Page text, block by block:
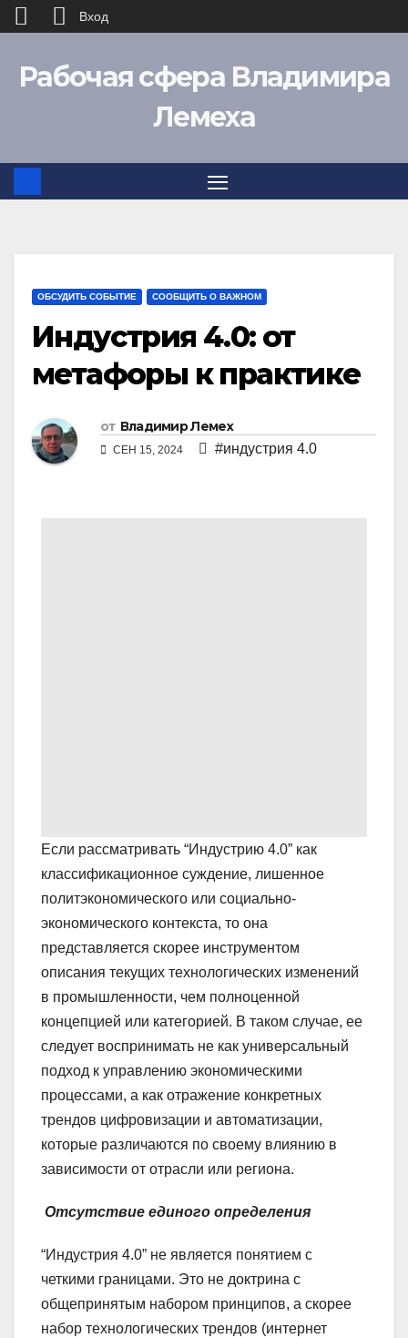
Рабочая сфера Владимира
Лемеха
ОБСУДИТЬ СОБЫТИЕ СООБЩИТЬ О ВАЖНОМ
Индустрия 4.0: от
метафоры к практике
от Владимир Лемех
СЕН 15, 2024 #индустрия 4.0
Если рассматривать “Индустрию 4.0” как
классификационное суждение, лишенное
политэкономического или социально-
экономического контекста, то она
представляется скорее инструментом
описания текущих технологических изменений
в промышленности, чем полноценной
концепцией или категорией. В таком случае, ее
следует воспринимать не как универсальный
подход к управлению экономическими
процессами, а как отражение конкретных
трендов цифровизации и автоматизации,
которые различаются по своему влиянию в
зависимости от отрасли или региона.
Отсутствие единого определения
“Индустрия 4.0” не является понятием с
четкими границами. Это не доктрина с
общепринятым набором принципов, а скорее
набор технологических трендов (интернет
Вход